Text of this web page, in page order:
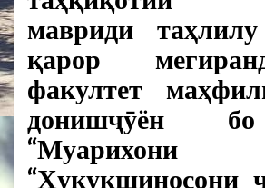
мавриди
қарор
факултет
донишҷӯён
“Муарихони
“Ҳуқуқшиносони